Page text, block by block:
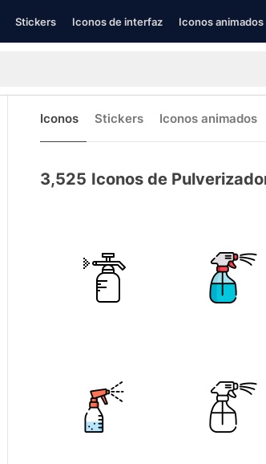
Stickers Iconos de interfaz Iconos animados
Iconos Stickers Iconos animados
3,525 Iconos de